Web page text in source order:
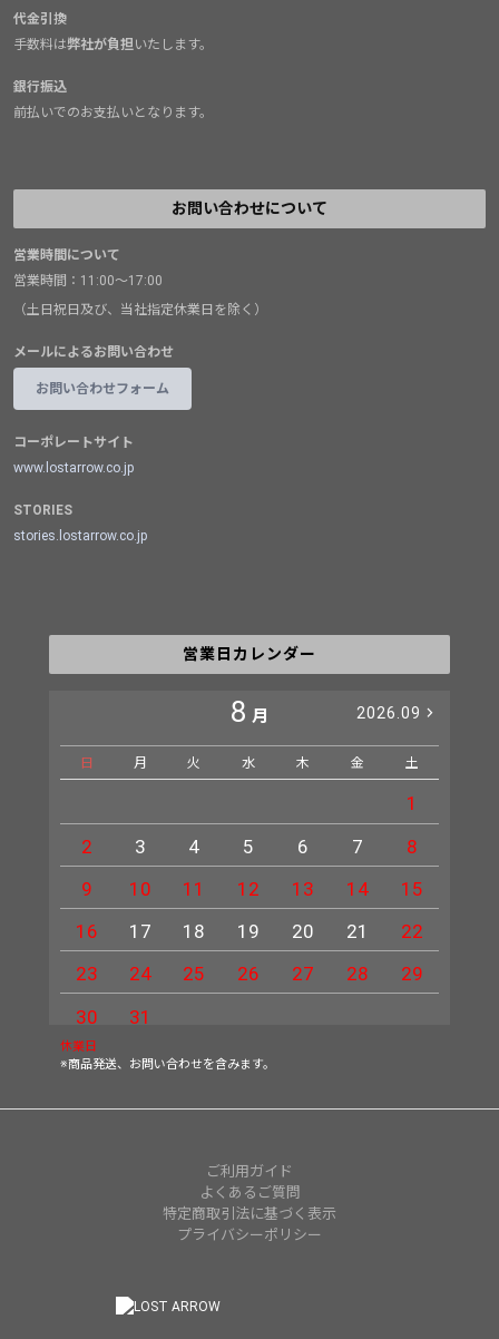
代金引換
手数料は弊社が負担いたします。
銀行振込
前払いでのお支払いとなります。
お問い合わせについて
営業時間について
営業時間：11:00～17:00
（土日祝日及び、当社指定休業日を除く）
メールによるお問い合わせ
お問い合わせフォーム
コーポレートサイト
www.lostarrow.co.jp
STORIES
stories.lostarrow.co.jp
営業日カレンダー
8 月 2026.09
日 月 火 水 木 金 土
1
2
3 4 5 6 7
8
9
10 11 12 13 14
15
16
17 18 19 20 21
22
23
24 25 26 27 28
29
30
31
休業日
※商品発送、お問い合わせを含みます。
ご利用ガイド
よくあるご質問
特定商取引法に基づく表示
プライバシーポリシー